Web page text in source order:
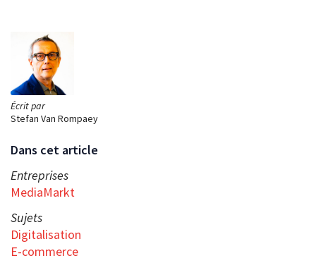
Écrit par
Stefan Van Rompaey
Dans cet article
Entreprises
MediaMarkt
Sujets
Digitalisation
E-commerce